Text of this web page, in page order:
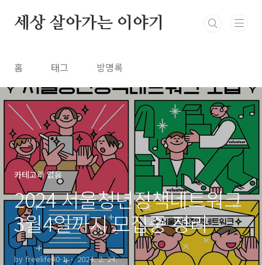
세상 살아가는 이야기
홈 태그 방명록
카테고리 없음
2024 서울청년정책네트워크
3월4일까지 모집중 정리
by freelife40-1 2024. 2. 24.